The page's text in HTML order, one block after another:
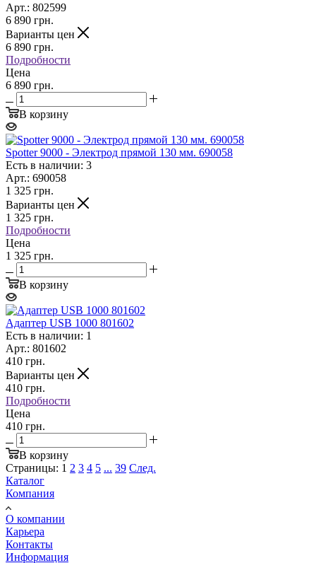
Арт.: 802599
6 890 грн.
Варианты цен
6 890 грн.
Подробности
Цена
6 890 грн.
В корзину
Spotter 9000 - Электрод прямой 130 мм. 690058
Есть в наличии: 3
Арт.: 690058
1 325 грн.
Варианты цен
1 325 грн.
Подробности
Цена
1 325 грн.
В корзину
Адаптер USB 1000 801602
Есть в наличии: 1
Арт.: 801602
410 грн.
Варианты цен
410 грн.
Подробности
Цена
410 грн.
В корзину
Страницы: 1 2 3 4 5 ... 39 След.
Каталог
Компания
О компании
Карьера
Контакты
Информация